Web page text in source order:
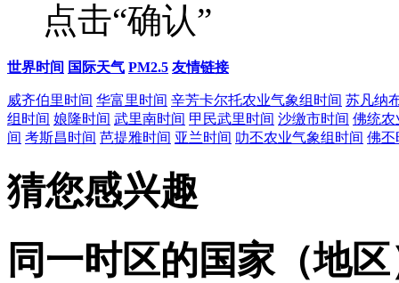
点击“确认”
世界时间 国际天气 PM2.5 友情链接
威齐伯里时间 华富里时间 辛芳卡尔托农业气象组时间 苏凡纳
组时间 娘隆时间 武里南时间 甲民武里时间 沙缴市时间 佛统农
间 考斯昌时间 芭提雅时间 亚兰时间 叻丕农业气象组时间 佛丕
猜您感兴趣
同一时区的国家（地